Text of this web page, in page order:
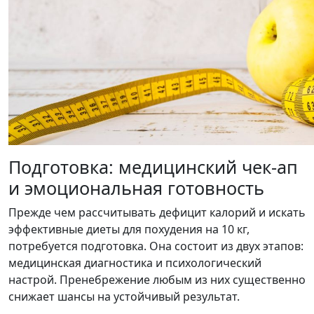
Подготовка: медицинский чек-ап
и эмоциональная готовность
Прежде чем рассчитывать дефицит калорий и искать
эффективные диеты для похудения на 10 кг,
потребуется подготовка. Она состоит из двух этапов:
медицинская диагностика и психологический
настрой. Пренебрежение любым из них существенно
снижает шансы на устойчивый результат.